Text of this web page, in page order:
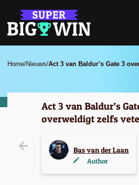
Home/Nieuws/Act 3 van Baldur’s Gate 3
Act 3 van Baldur’s
overweldigt zelfs
Bas van der Laan
Author